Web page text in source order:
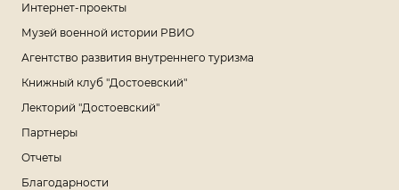
Интернет-проекты
Музей военной истории РВИО
Агентство развития внутреннего туризма
Книжный клуб "Достоевский"
Лекторий "Достоевский"
Партнеры
Отчеты
Благодарности